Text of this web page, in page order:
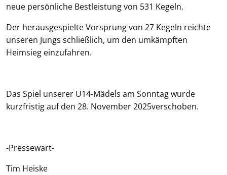
neue persönliche Bestleistung von 531 Kegeln.
Der herausgespielte Vorsprung von 27 Kegeln reichte
unseren Jungs schließlich, um den umkämpften
Heimsieg einzufahren.
Das Spiel unserer U14-Mädels am Sonntag wurde
kurzfristig auf den 28. November 2025verschoben.
-Pressewart-
Tim Heiske